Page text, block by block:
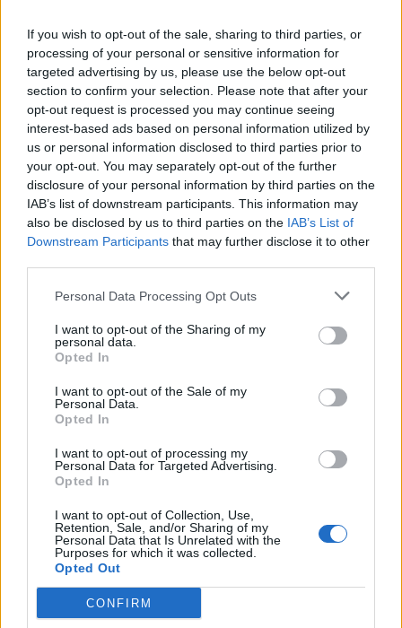
If you wish to opt-out of the sale, sharing to third parties, or
processing of your personal or sensitive information for
targeted advertising by us, please use the below opt-out
section to confirm your selection. Please note that after your
opt-out request is processed you may continue seeing
interest-based ads based on personal information utilized by
us or personal information disclosed to third parties prior to
your opt-out. You may separately opt-out of the further
disclosure of your personal information by third parties on the
IAB’s list of downstream participants. This information may
also be disclosed by us to third parties on the IAB’s List of
Downstream Participants that may further disclose it to other
Personal Data Processing Opt Outs
I want to opt-out of the Sharing of my
personal data.
Opted In
I want to opt-out of the Sale of my
Personal Data.
Opted In
I want to opt-out of processing my
Personal Data for Targeted Advertising.
Opted In
I want to opt-out of Collection, Use,
Retention, Sale, and/or Sharing of my
Personal Data that Is Unrelated with the
Purposes for which it was collected.
Opted Out
CONFIRM
παράδοση στο Αγρίνιο, με τη μοναδική νίκη του
Παναιτωλικού να καταγράφεται το 2013.
Ο Ράζβαν Λουτσέσκουθα έχει μεν τέσσερις
απουσίες(σ.σ. δεν ανακοίνωσε αποστολή),
ωστόσο το ρόστερ του έχει «γεμίσει» και οι
επιλογές είναι δεδομένα περισσότερες.